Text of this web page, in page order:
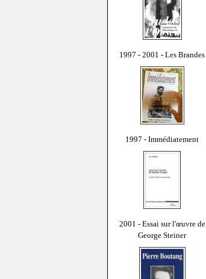
1997 - 2001 - Les Brandes
1997 - Immédiatement
2001 - Essai sur l'œuvre de
George Steiner